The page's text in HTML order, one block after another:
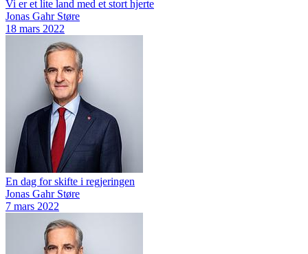
Vi er et lite land med et stort hjerte
Jonas Gahr Støre
18 mars 2022
En dag for skifte i regjeringen
Jonas Gahr Støre
7 mars 2022